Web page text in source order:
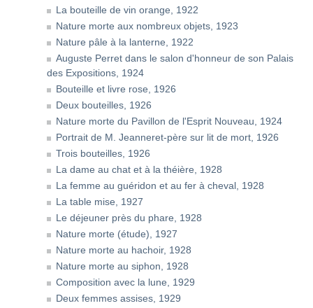
La bouteille de vin orange, 1922
Nature morte aux nombreux objets, 1923
Nature pâle à la lanterne, 1922
Auguste Perret dans le salon d'honneur de son Palais
des Expositions, 1924
Bouteille et livre rose, 1926
Deux bouteilles, 1926
Nature morte du Pavillon de l'Esprit Nouveau, 1924
Portrait de M. Jeanneret-père sur lit de mort, 1926
Trois bouteilles, 1926
La dame au chat et à la théière, 1928
La femme au guéridon et au fer à cheval, 1928
La table mise, 1927
Le déjeuner près du phare, 1928
Nature morte (étude), 1927
Nature morte au hachoir, 1928
Nature morte au siphon, 1928
Composition avec la lune, 1929
Deux femmes assises, 1929